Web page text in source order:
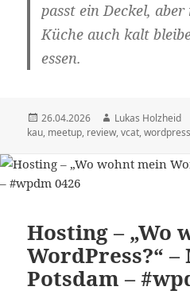
passt ein Deckel,
Küche auch kalt
essen.
Veröffentlicht
am
26.04.2026 Autor
Lukas Holzheid
kau, meetup, review,vcat,wordpress
Hosting – „Wo
WordPress?“ –
Potsdam –